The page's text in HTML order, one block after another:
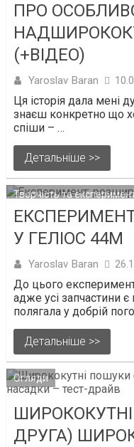
ПРО
(+ВІДЕО)
Yaroslav Baran
Ця історія дала мені
знаєш конкретно що
спіши – …
Детальніше >>
Творчість та
У ГЕЛІОС 44М
Yaroslav Baran
До цього
адже усі запчастини
полягала у добрій
Детальніше >>
Огляди
ДРУГА)